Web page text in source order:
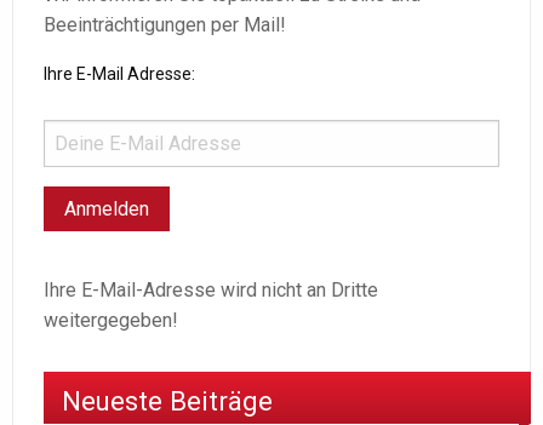
Beeinträchtigungen per Mail!
Ihre E-Mail Adresse:
Ihre E-Mail-Adresse wird nicht an Dritte
weitergegeben!
Neueste Beiträge